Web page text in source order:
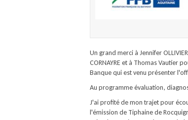
Un grand merci à Jennifer
CORNAYRE et à Thomas Vautier
Banque qui est venu présenter
Au programme évaluation,
J'ai profité de mon trajet pour
l'émission de Tiphaine de